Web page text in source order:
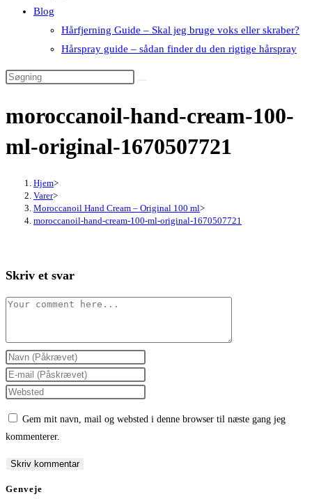
Blog
Hårfjerning Guide – Skal jeg bruge voks eller skraber?
Hårspray guide – sådan finder du den rigtige hårspray
moroccanoil-hand-cream-100-
ml-original-1670507721
Hjem>
Varer>
Moroccanoil Hand Cream – Original 100 ml>
moroccanoil-hand-cream-100-ml-original-1670507721
Skriv et svar
Comment
Enter
your
name
comment
Enter
your
comment
Enter
(optional)
Gem mit navn, mail og websted i denne browser til næste gang jeg
kommenterer.
Genveje